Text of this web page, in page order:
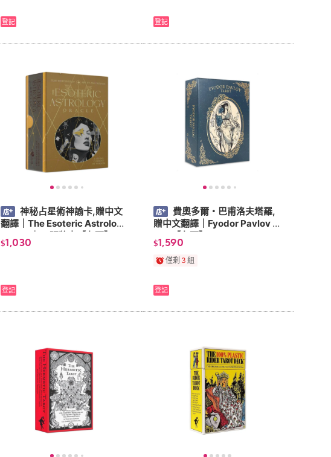
登記 登記
神秘占星術神諭卡,贈中文
翻譯｜The Esoteric Astrology
Oracle｜51張牌卡【左西】
$1,030
登記
費奧多爾・巴甫洛夫塔羅,
贈中文翻譯｜Fyodor Pavlov T
arot【左西】
$1,590
僅剩 3 組
登記